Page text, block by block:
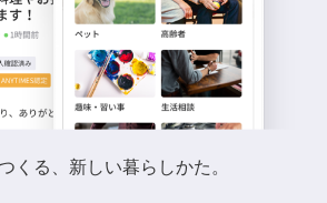
くる、新しい暮らしかた。